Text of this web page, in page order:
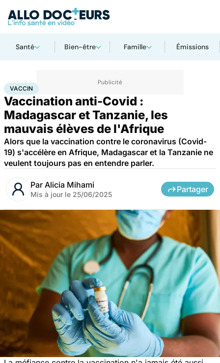
Santé Bien-être Famille Émissions
AccueilSanté Vaccin
VACCIN
Vaccination anti-Covid :
Madagascar et Tanzanie, les
mauvais élèves de l'Afrique
Alors que la vaccination contre le coronavirus (Covid-
19) s'accélère en Afrique, Madagascar et la Tanzanie ne
veulent toujours pas en entendre parler.
Par Alicia Mihami
Mis à jour le 25/06/2025
Partager